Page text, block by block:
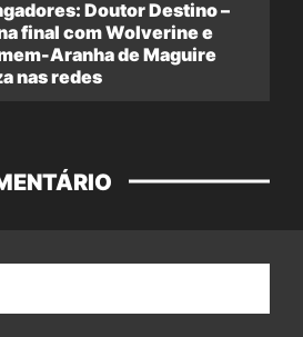
Doutor Destino –
final com Wolverine e
Aranha de Maguire
nas redes